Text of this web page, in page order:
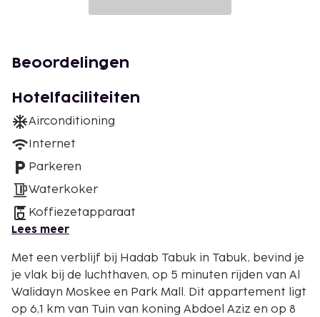
Beoordelingen
Hotelfaciliteiten
Airconditioning
Internet
Parkeren
Waterkoker
Koffiezetapparaat
Lees meer
Met een verblijf bij Hadab Tabuk in Tabuk, bevind je
je vlak bij de luchthaven, op 5 minuten rijden van Al
Walidayn Moskee en Park Mall. Dit appartement ligt
op 6,1 km van Tuin van koning Abdoel Aziz en op 8